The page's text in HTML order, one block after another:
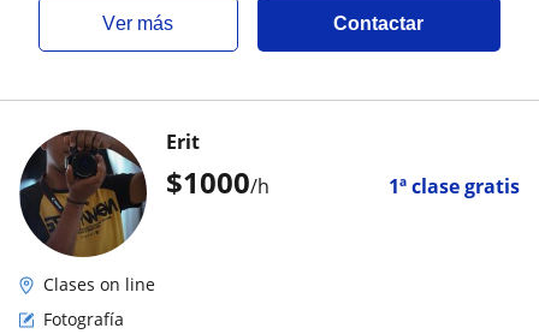
ver más Contactar
$1000/h 1ª clase gratis
Erit
Clases on line
Fotografía